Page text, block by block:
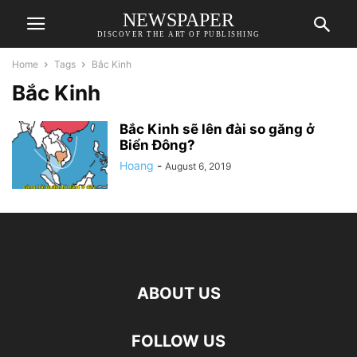
NEWSPAPER
DISCOVER THE ART OF PUBLISHING
Home Tags Bắc Kinh
Bắc Kinh
Bắc Kinh sẽ lên đài so găng ở
Biển Đông?
Hoang - August 6, 2019
ABOUT US
FOLLOW US